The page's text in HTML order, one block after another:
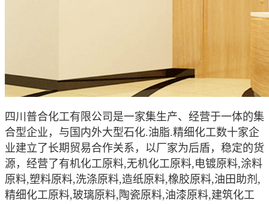
四川普合化工有限公司是一家集生产、经营于一体的集
合型企业，与国内外大型石化.油脂.精细化工数十家企
业建立了长期贸易合作关系，以厂家为后盾，稳定的货
源， 经营了有机化工原料,无机化工原料,电镀原料,涂料
原料,塑料原料,洗涤原料,造纸原料,橡胶原料,油田助剂,
精细化工原料,玻璃原料,陶瓷原料,油漆原料,建筑化工